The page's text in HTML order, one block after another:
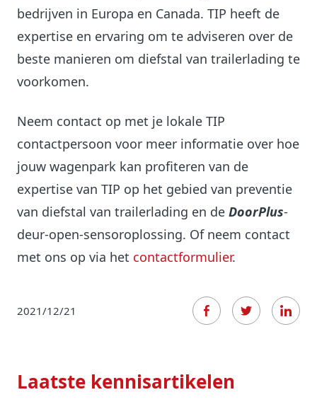
bedrijven in Europa en Canada. TIP heeft de
expertise en ervaring om te adviseren over de
beste manieren om diefstal van trailerlading te
voorkomen.
Neem contact op met je lokale TIP
contactpersoon voor meer informatie over hoe
jouw wagenpark kan profiteren van de
expertise van TIP op het gebied van preventie
van diefstal van trailerlading en de DoorPlus-
deur-open-sensoroplossing. Of neem contact
met ons op via het contactformulier.
2021/12/21
Laatste kennisartikelen